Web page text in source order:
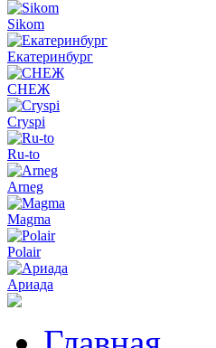
Sikom
Екатеринбург
СНЕЖ
Cryspi
Ru-to
Arneg
Magma
Polair
Ариада